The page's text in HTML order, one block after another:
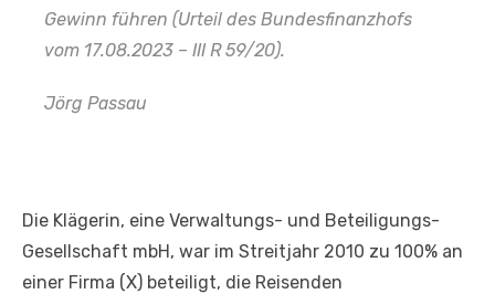
Gewinn führen (Urteil des Bundesfinanzhofs
vom 17.08.2023 – III R 59/20).
Jörg Passau
Die Klägerin, eine Verwaltungs- und Beteiligungs-
Gesellschaft mbH, war im Streitjahr 2010 zu 100% an
einer Firma (X) beteiligt, die Reisenden